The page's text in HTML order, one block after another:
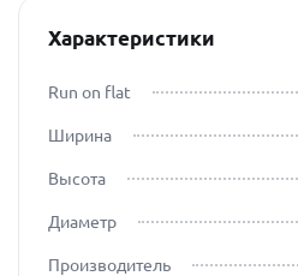
Характеристики
Run on flat
Ширина
Высота
Диаметр
Производитель